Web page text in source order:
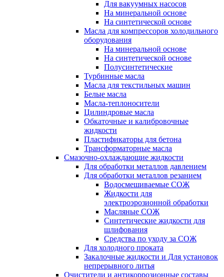
Для вакуумных насосов
На минеральной основе
На синтетической основе
Масла для компрессоров холодильного
оборудования
На минеральной основе
На синтетической основе
Полусинтетические
Турбинные масла
Масла для текстильных машин
Белые масла
Масла-теплоносители
Цилиндровые масла
Обкаточные и калибровочные
жидкости
Пластификаторы для бетона
Трансформаторные масла
Смазочно-охлаждающие жидкости
Для обработки металлов давлением
Для обработки металлов резанием
Водосмешиваемые СОЖ
Жидкости для
электроэрозионной обработки
Масляные СОЖ
Синтетические жидкости для
шлифования
Средства по уходу за СОЖ
Для холодного проката
Закалочные жидкости и Для установок
непрерывного литья
Очистители и антикоррозионные составы